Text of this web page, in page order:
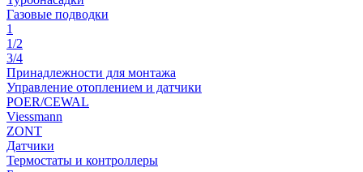
Газовые подводки
1
1/2
3/4
Принадлежности для монтажа
Управление отоплением и датчики
POER/CEWAL
Viessmann
ZONT
Датчики
Термостаты и контроллеры